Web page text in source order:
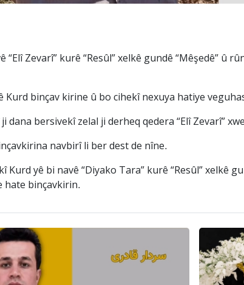
Zevarî” kurê “Resûl” xelkê gundê “Mêşedê” û
binçav kirine û bo cihekî nexuya hatiye
bersivekî zelal ji derheq qedera “Elî Zevarî”
navbirî li ber dest de nîne.
yê bi navê “Diyako Tara” kurê “Resûl” xelkê
hate binçavkirin.